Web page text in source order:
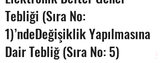
Tebliği (Sıra No:
1)’ndeDeğişiklik Yapılmasına
Dair Tebliğ (Sıra No: 5)